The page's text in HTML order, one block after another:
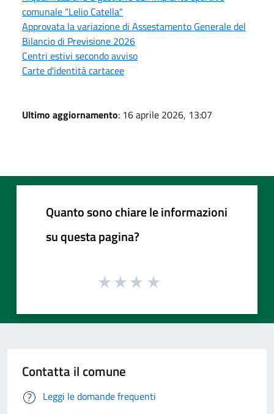
comunale “Lelio Catella"
Approvata la variazione di Assestamento Generale del
Bilancio di Previsione 2026
Centri estivi secondo avviso
Carte d'identità cartacee
Ultimo aggiornamento: 16 aprile 2026, 13:07
Quanto sono chiare le informazioni
su questa pagina?
Contatta il comune
Leggi le domande frequenti